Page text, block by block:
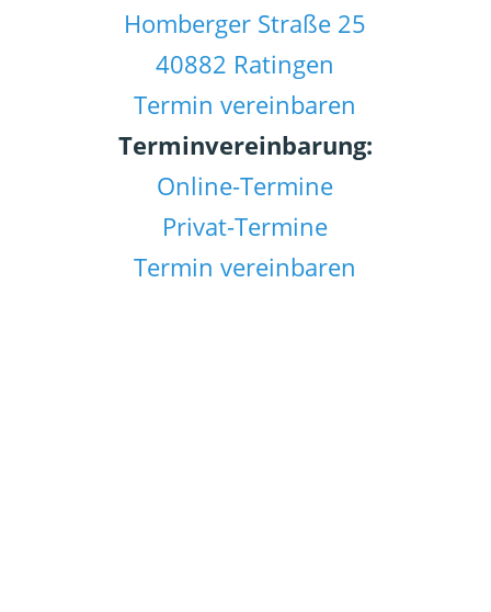
Homberger Straße 25
40882 Ratingen
Termin vereinbaren
Terminvereinbarung:
Online-Termine
Privat-Termine
Termin vereinbaren